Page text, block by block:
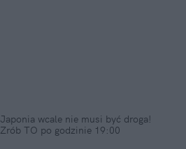
Japonia wcale nie musi być droga!
Zrób TO po godzinie 19:00